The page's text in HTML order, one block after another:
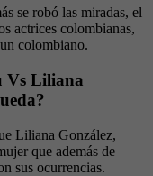
se robó las miradas, el
actrices colombianas,
colombiano.
Vs Liliana
Liliana González,
que además de
sus ocurrencias.